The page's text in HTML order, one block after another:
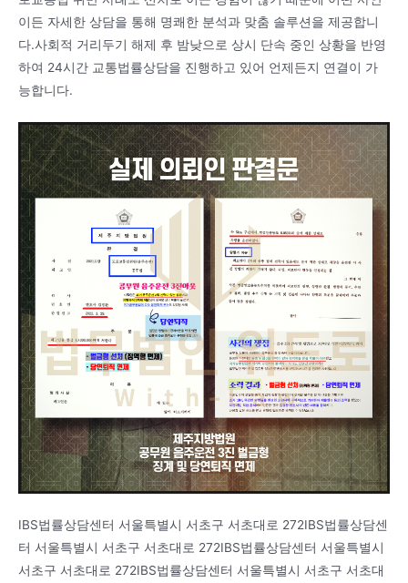
이든 자세한 상담을 통해 명쾌한 분석과 맞춤 솔루션을 제공합니
다.사회적 거리두기 해제 후 밤낮으로 상시 단속 중인 상황을 반영
하여 24시간 교통법률상담을 진행하고 있어 언제든지 연결이 가
능합니다.
IBS법률상담센터 서울특별시 서초구 서초대로 272IBS법률상담센
터 서울특별시 서초구 서초대로 272IBS법률상담센터 서울특별시
서초구 서초대로 272IBS법률상담센터 서울특별시 서초구 서초대